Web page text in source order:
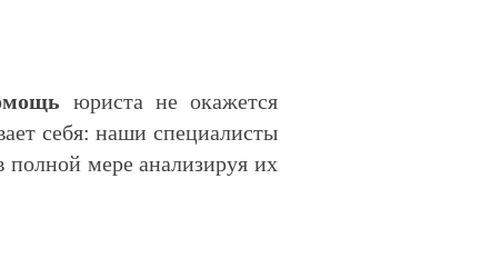
юриста не окажется
себя: наши специалисты
мере анализируя их